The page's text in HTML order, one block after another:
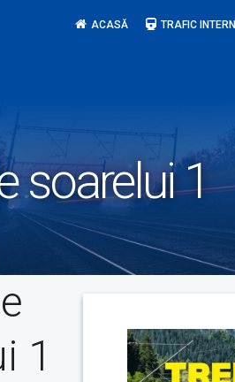
ACASĂ TRAFIC INTERN
soarelui 1
1